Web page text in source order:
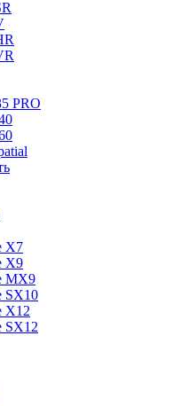
PRO
X7
X9
MX9
SX10
X12
SX12